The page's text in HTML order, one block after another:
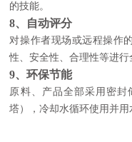
的技能。
8、自动评分
对操作者现场或远程操作
性、安全性、合理性等进行
9、环保节能
原料、产品全部采用密
塔），冷却水循环使用并用